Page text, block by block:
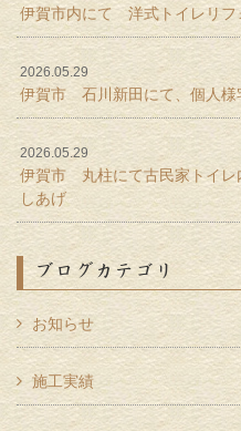
伊賀市内にて 洋式トイレリフ
2026.05.29
伊賀市 石川新田にて、個人様
2026.05.29
伊賀市 丸柱にて古民家トイ
しあげ
ブログカテゴリ
お知らせ
施工実績